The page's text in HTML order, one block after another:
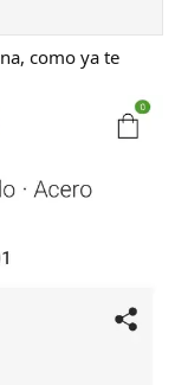
como ya te